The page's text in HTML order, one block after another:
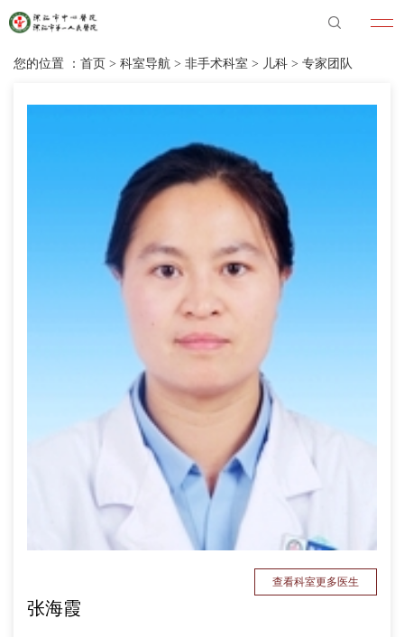
您的位置 ： 首页 > 科室导航 > 非手术科室 > 儿科 > 专家团队
查看科室更多医生
张海霞